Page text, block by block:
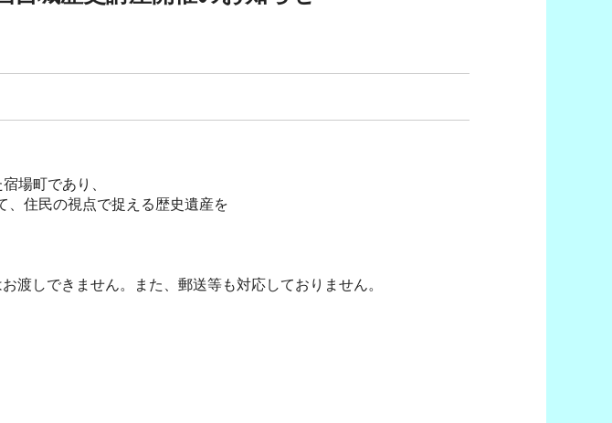
場町であり、
、住民の視点で捉える歴史遺産を
渡しできません。また、郵送等も対応しておりません。